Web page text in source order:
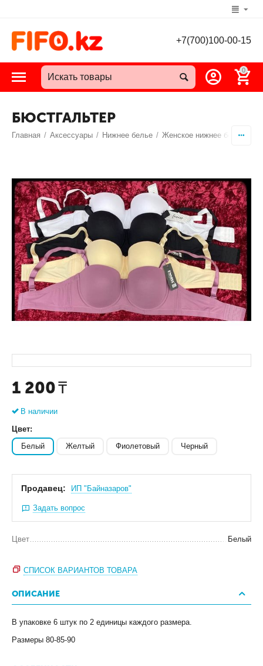
+7(700)100-00-15
0
БЮСТГАЛЬТЕР
Главная / Аксессуары / Нижнее белье / Женское нижнее белье
1 200 ₸
В наличии
Цвет:
Белый
Желтый Фиолетовый Черный
Продавец: ИП "Байназаров"
Задать вопрос
Цвет Белый
СПИСОК ВАРИАНТОВ ТОВАРА
ОПИСАНИЕ
В упаковке 6 штук по 2 единицы каждого размера.
Размеры 80-85-90